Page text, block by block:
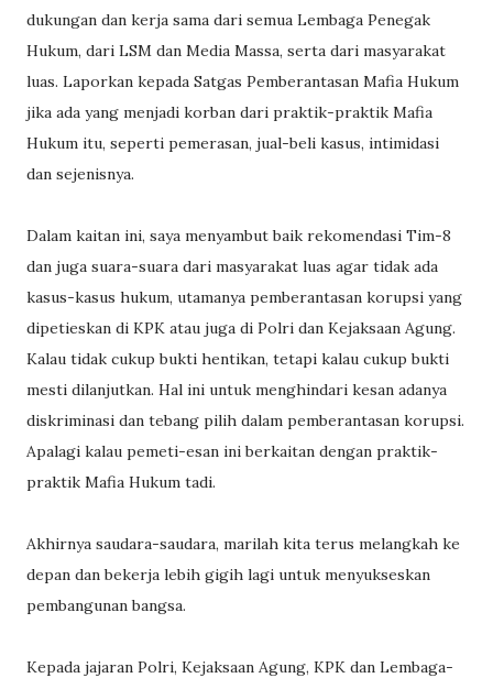
dukungan dan kerja sama dari semua Lembaga Penegak
Hukum, dari LSM dan Media Massa, serta dari masyarakat
luas. Laporkan kepada Satgas Pemberantasan Mafia Hukum
jika ada yang menjadi korban dari praktik-praktik Mafia
Hukum itu, seperti pemerasan, jual-beli kasus, intimidasi
dan sejenisnya.
Dalam kaitan ini, saya menyambut baik rekomendasi Tim-8
dan juga suara-suara dari masyarakat luas agar tidak ada
kasus-kasus hukum, utamanya pemberantasan korupsi yang
dipetieskan di KPK atau juga di Polri dan Kejaksaan Agung.
Kalau tidak cukup bukti hentikan, tetapi kalau cukup bukti
mesti dilanjutkan. Hal ini untuk menghindari kesan adanya
diskriminasi dan tebang pilih dalam pemberantasan korupsi.
Apalagi kalau pemeti-esan ini berkaitan dengan praktik-
praktik Mafia Hukum tadi.
Akhirnya saudara-saudara, marilah kita terus melangkah ke
depan dan bekerja lebih gigih lagi untuk menyukseskan
pembangunan bangsa.
Kepada jajaran Polri, Kejaksaan Agung, KPK dan Lembaga-